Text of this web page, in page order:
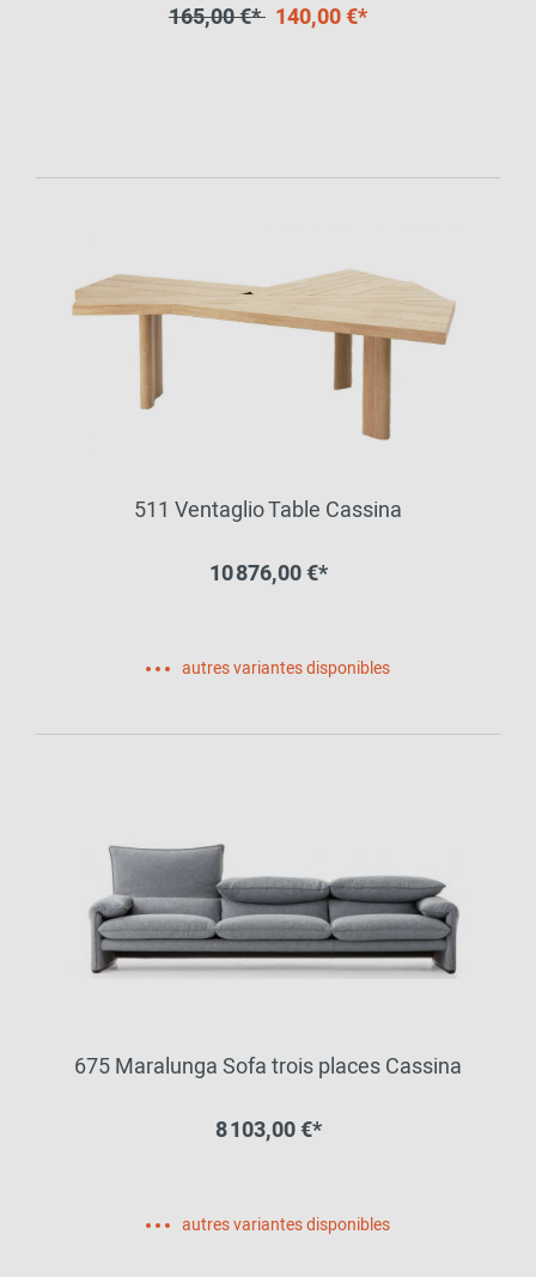
165,00 €* 140,00 €*
511 Ventaglio Table Cassina
10 876,00 €*
autres variantes disponibles
675 Maralunga Sofa trois places Cassina
8 103,00 €*
autres variantes disponibles